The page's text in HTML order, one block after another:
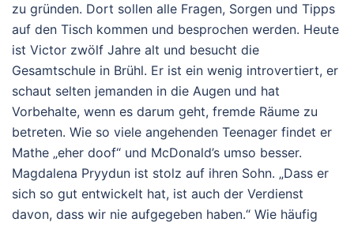
zu gründen. Dort sollen alle Fragen, Sorgen und Tipps
auf den Tisch kommen und besprochen werden. Heute
ist Victor zwölf Jahre alt und besucht die
Gesamtschule in Brühl. Er ist ein wenig introvertiert, er
schaut selten jemanden in die Augen und hat
Vorbehalte, wenn es darum geht, fremde Räume zu
betreten. Wie so viele angehenden Teenager findet er
Mathe „eher doof“ und McDonald’s umso besser.
Magdalena Pryydun ist stolz auf ihren Sohn. „Dass er
sich so gut entwickelt hat, ist auch der Verdienst
davon, dass wir nie aufgegeben haben.“ Wie häufig